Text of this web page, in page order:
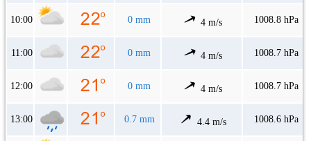
10:00 0 mm 4 m/s 1008.8 hPa
11:00 0 mm 4 m/s 1008.7 hPa
12:00 0 mm 4 m/s 1008.7 hPa
13:00 0.7 mm 4.4 m/s 1008.6 hPa